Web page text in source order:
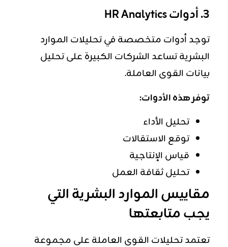
3. أدوات HR Analytics
توجد أدوات متخصصة في تحليلات الموارد
البشرية تساعد الشركات الكبيرة على تحليل
بيانات القوى العاملة.
توفر هذه الأدوات:
تحليل الأداء
توقع الاستقالات
قياس الإنتاجية
تحليل ثقافة العمل
مقاييس الموارد البشرية التي
يجب متابعتها
تعتمد تحليلات القوى العاملة على مجموعة